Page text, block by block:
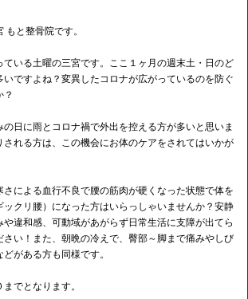
もと整骨院です。
いる土曜の三宮です。ここ１ヶ月の週末土・日のど
いですよね？変異したコロナが広がっているのを防ぐ
？
日に雨とコロナ禍で外出を控える方が多いと思いま
れる方は、この機会にお体のケアをされてはいかが
による血行不良で腰の筋肉が硬くなった状態で体を
クリ腰）になった方はいらっしゃいませんか？安静
違和感、可動域があがらず日常生活に支障が出てら
さい！また、朝晩の冷えで、臀部～脚まで痛みやしび
がある方も同様です。
でとなります。